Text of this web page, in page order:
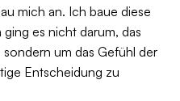
mich an. Ich baue diese
ging es nicht darum, das
um das Gefühl der
Entscheidung zu